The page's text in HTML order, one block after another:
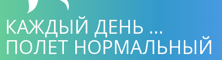
КАЖДЫЙ ДЕНЬ ...
ПОЛЕТ НОРМАЛЬНЫЙ